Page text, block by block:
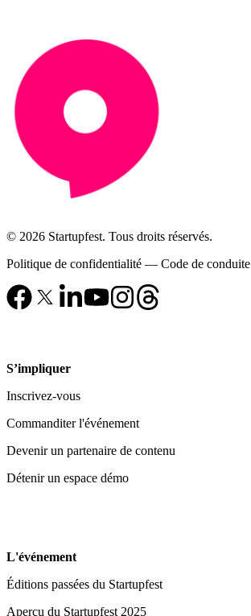
© 2026 Startupfest. Tous droits réservés.
Politique de confidentialité — Code de conduite
S’impliquer
Inscrivez-vous
Commanditer l'événement
Devenir un partenaire de contenu
Détenir un espace démo
L'événement
Éditions passées du Startupfest
Aperçu du Startupfest 2025